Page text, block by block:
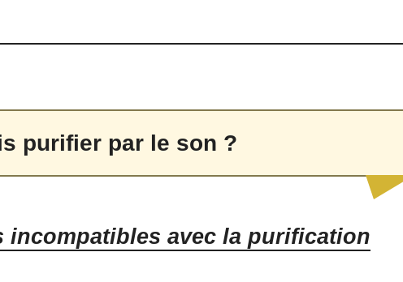
purifier par le son ?
incompatibles avec la purification